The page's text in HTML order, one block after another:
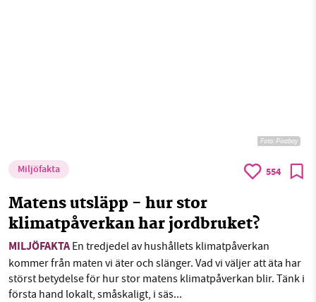
Foto: Pixabay
Miljöfakta 554
Matens utsläpp - hur stor
klimatpåverkan har jordbruket?
MILJÖFAKTAEn tredjedel av hushållets klimatpåverkan
kommer från maten vi äter och slänger. Vad vi väljer att äta har
störst betydelse för hur stor matens klimatpåverkan blir. Tänk i
första hand lokalt, småskaligt, i säs...